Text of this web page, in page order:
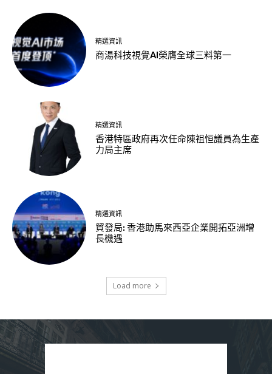
精選資訊
商湯科技視覺AI榮膺全球三料第一
精選資訊
香港特區政府再次任命陳祖恒議員為生產
力局主席
精選資訊
貿發局: 香港助馬來西亞企業開拓亞洲增
長機遇
Load more